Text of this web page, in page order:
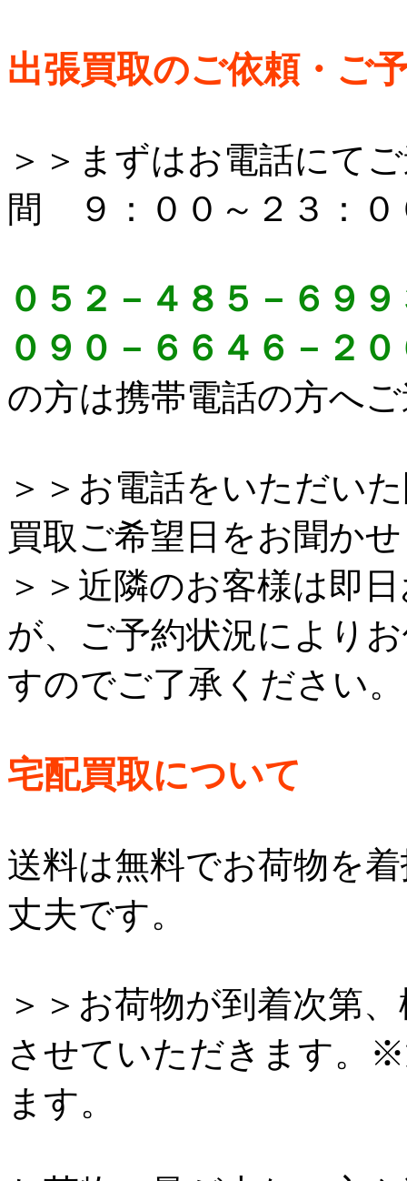
出張買取のご依頼・ご
＞＞まずはお電話にて
間 ９：００～２３：０
０５２－４８５－６９９
０９０－６６４６－２０
の方は携帯電話の方へ
＞＞お電話をいただい
買取ご希望日をお聞か
＞＞近隣のお客様は即
が、ご予約状況により
すのでご了承ください。
宅配買取について
送料は無料でお荷物を
丈夫です。
＞＞お荷物が到着次第
させていただきます。
ます。